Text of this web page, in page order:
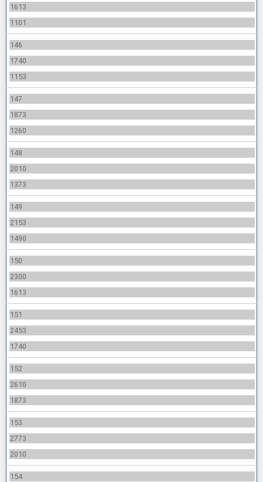
1613
1101
146
1740
1153
147
1873
1260
148
2010
1373
149
2153
1490
150
2300
1613
151
2453
1740
152
2610
1873
153
2773
2010
154